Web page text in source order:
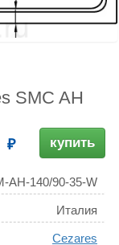
SMC AH
купить
AH-140/90-35-W
Италия
Cezares